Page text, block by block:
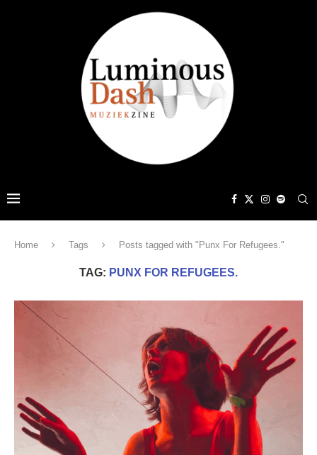
Home Tags Posts tagged with "Punx For Refugees."
TAG: PUNX FOR REFUGEES.